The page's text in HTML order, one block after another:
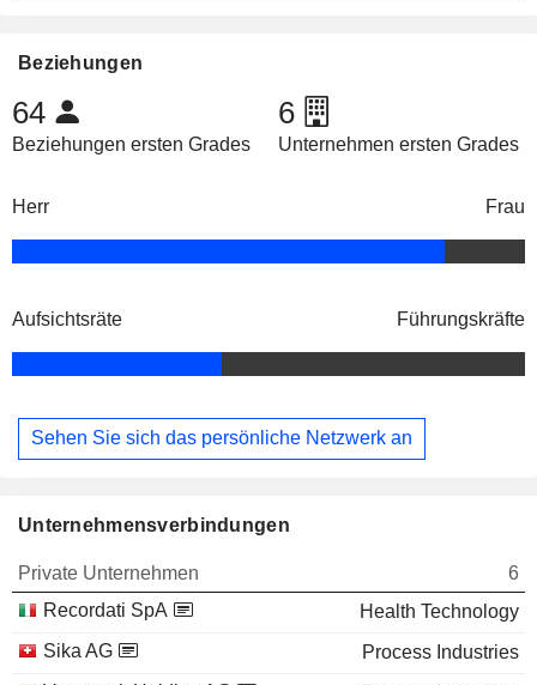
Beziehungen
64
Beziehungen ersten Grades
6
Unternehmen ersten Grades
Herr Frau
Aufsichtsräte Führungskräfte
Sehen Sie sich das persönliche Netzwerk an
Unternehmensverbindungen
Private Unternehmen
6
Recordati SpA
Health Technology
Sika AG
Process Industries